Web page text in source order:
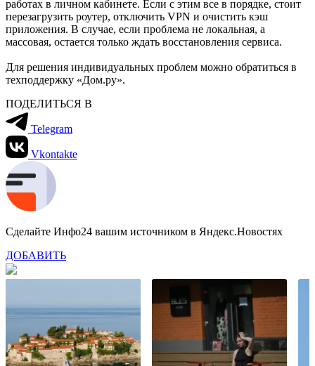
работах в личном кабинете. Если с этим все в порядке, стоит
перезагрузить роутер, отключить VPN и очистить кэш
приложения. В случае, если проблема не локальная, а
массовая, остается только ждать восстановления сервиса.
Для решения индивидуальных проблем можно обратиться в
техподдержку «Дом.ру».
ПОДЕЛИТЬСЯ В
Telegram
Vkontakte
Сделайте Инфо24 вашим источником в Яндекс.Новостях
ДОБАВИТЬ